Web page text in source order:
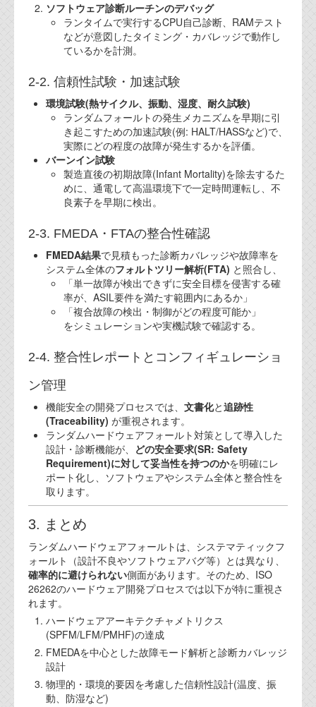
ソフトウェア診断ルーチンのデバッグ
ランタイムで実行するCPU自己診断、RAMテスト
などが意図したタイミング・カバレッジで動作し
ているかを計測。
2-2. 信頼性試験・加速試験
環境試験(熱サイクル、振動、湿度、耐久試験)
ランダムフォールトの発生メカニズムを早期に引
き起こすための加速試験(例: HALT/HASSなど)で、
実際にどの程度の故障が発生するかを評価。
バーンイン試験
製造直後の初期故障(Infant Mortality)を除去するた
めに、通電して高温環境下で一定時間運転し、不
良素子を早期に検出。
2-3. FMEDA・FTAの整合性確認
FMEDA結果で見積もった診断カバレッジや故障率を
システム全体のフォルトツリー解析(FTA) と照合し、
「単一故障が検出できずに安全目標を侵害する確
率が、ASIL要件を満たす範囲内にあるか」
「複合故障の検出・制御がどの程度可能か」
をシミュレーションや実機試験で確認する。
2-4. 整合性レポートとコンフィギュレーショ
ン管理
機能安全の開発プロセスでは、 文書化と追跡性
(Traceability) が重視されます。
ランダムハードウェアフォールト対策として導入した
設計・診断機能が、 どの安全要求(SR: Safety
Requirement)に対して妥当性を持つのかを明確にレ
ポート化し、ソフトウェアやシステム全体と整合性を
取ります。
3. まとめ
ランダムハードウェアフォールトは、システマティックフ
ォールト（設計不良やソフトウェアバグ等）とは異なり、
確率的に避けられない側面があります。そのため、ISO
26262のハードウェア開発プロセスでは以下が特に重視さ
れます。
ハードウェアアーキテクチャメトリクス
(SPFM/LFM/PMHF)の達成
FMEDAを中心とした故障モード解析と診断カバレッジ
設計
物理的・環境的要因を考慮した信頼性設計(温度、振
動、防湿など)